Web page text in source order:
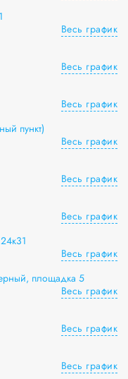
Весь график
Весь график
Весь график
пункт)
Весь график
Весь график
Весь график
Весь график
площадка 5
Весь график
Весь график
Весь график